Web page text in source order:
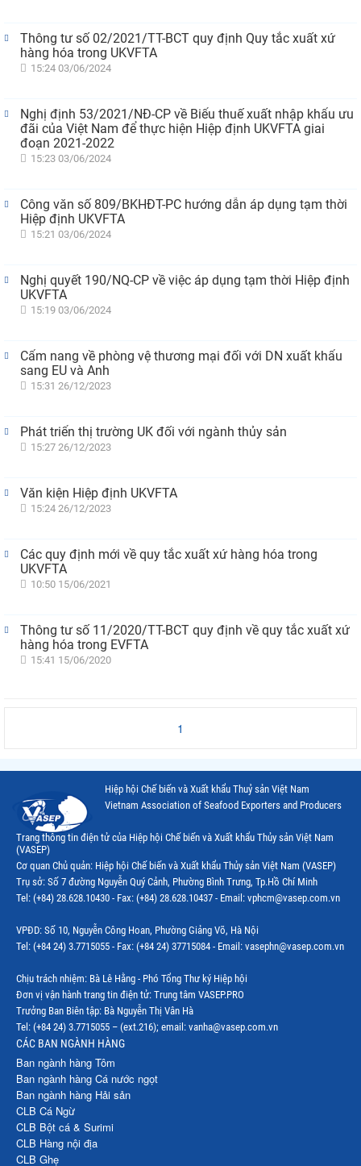
Thông tư số 02/2021/TT-BCT quy định Quy tắc xuất xứ
hàng hóa trong UKVFTA
15:24 03/06/2024
Nghị định 53/2021/NĐ-CP về Biểu thuế xuất nhập khẩu ưu
đãi của Việt Nam để thực hiện Hiệp định UKVFTA giai
đoạn 2021-2022
15:23 03/06/2024
Công văn số 809/BKHĐT-PC hướng dẫn áp dụng tạm thời
Hiệp định UKVFTA
15:21 03/06/2024
Nghị quyết 190/NQ-CP về việc áp dụng tạm thời Hiệp định
UKVFTA
15:19 03/06/2024
Cẩm nang về phòng vệ thương mại đối với DN xuất khẩu
sang EU và Anh
15:31 26/12/2023
Phát triển thị trường UK đối với ngành thủy sản
15:27 26/12/2023
Văn kiện Hiệp định UKVFTA
15:24 26/12/2023
Các quy định mới về quy tắc xuất xứ hàng hóa trong
UKVFTA
10:50 15/06/2021
Thông tư số 11/2020/TT-BCT quy định về quy tắc xuất xứ
hàng hóa trong EVFTA
15:41 15/06/2020
1
Hiệp hội Chế biến và Xuất khẩu Thuỷ sản Việt Nam
Vietnam Association of Seafood Exporters and Producers
Trang thông tin điện tử của Hiệp hội Chế biến và Xuất khẩu Thủy sản Việt Nam
(VASEP)
Cơ quan Chủ quản: Hiệp hội Chế biến và Xuất khẩu Thủy sản Việt Nam (VASEP)
Trụ sở: Số 7 đường Nguyễn Quý Cảnh, Phường Bình Trưng, Tp.Hồ Chí Minh
Tel: (+84) 28.628.10430 - Fax: (+84) 28.628.10437 - Email: vphcm@vasep.com.vn
VPĐD: Số 10, Nguyễn Công Hoan, Phường Giảng Võ, Hà Nội
Tel: (+84 24) 3.7715055 - Fax: (+84 24) 37715084 - Email: vasephn@vasep.com.vn
Chịu trách nhiệm: Bà Lê Hằng - Phó Tổng Thư ký Hiệp hội
Đơn vị vận hành trang tin điện tử: Trung tâm VASEP.PRO
Trưởng Ban Biên tập: Bà Nguyễn Thị Vân Hà
Tel: (+84 24) 3.7715055 – (ext.216); email: vanha@vasep.com.vn
CÁC BAN NGÀNH HÀNG
Ban ngành hàng Tôm
Ban ngành hàng Cá nước ngọt
Ban ngành hàng Hải sản
CLB Cá Ngừ
CLB Bột cá & Surimi
CLB Hàng nội địa
CLB Ghẹ